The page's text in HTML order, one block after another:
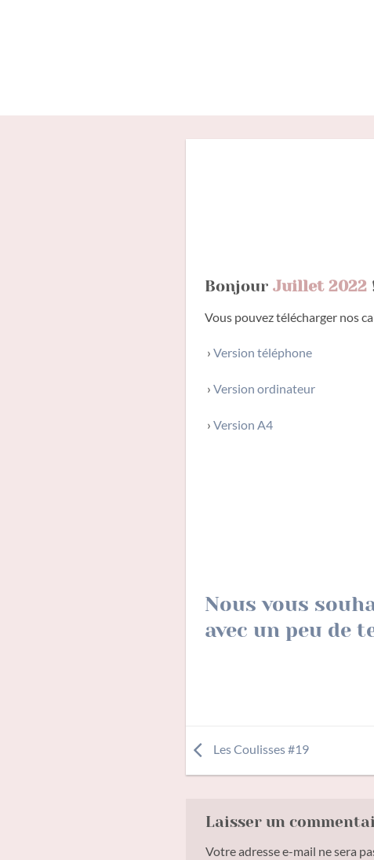
Bonjour Juillet 2022
Vous pouvez télécharger nos
› Version téléphone
› Version ordinateur
› Version A4
Nous vous
avec un peu de
Les Coulisses #19
Laisser un
Votre adresse e-mail ne sera